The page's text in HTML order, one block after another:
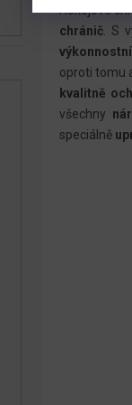
Hokejové
chránič . S
oproti tomu
kvalitně
všechny
speciálně